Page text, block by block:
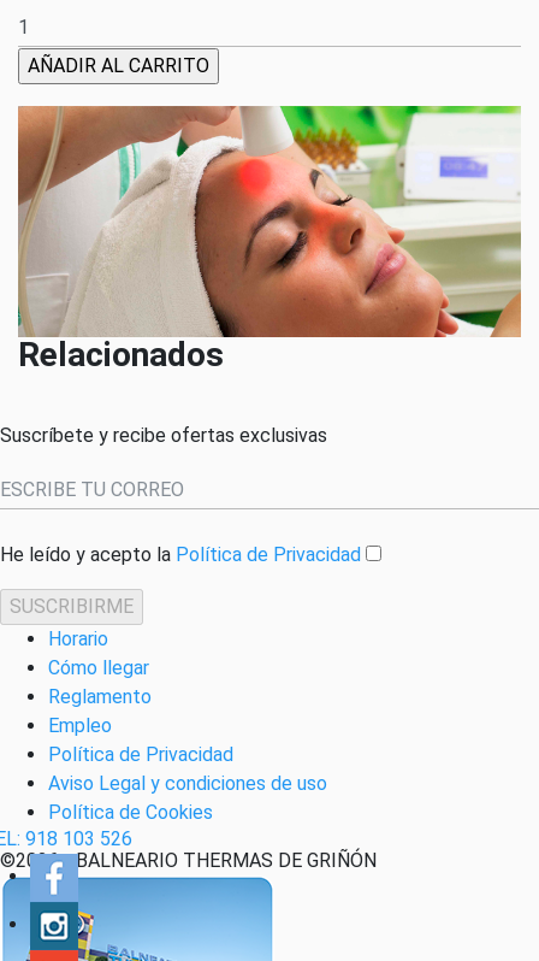
AÑADIR AL CARRITO
Relacionados
Suscríbete y recibe ofertas exclusivas
He leído y acepto la Política de Privacidad
SUSCRIBIRME
Horario
Cómo llegar
Reglamento
Empleo
Política de Privacidad
Aviso Legal y condiciones de uso
Política de Cookies
©2026 - BALNEARIO THERMAS DE GRIÑÓN
918 103 526